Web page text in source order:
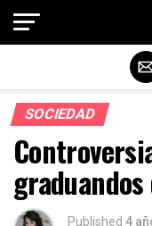
SOCIEDAD
Published 4